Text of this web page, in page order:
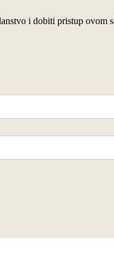
i dobiti pristup ovom